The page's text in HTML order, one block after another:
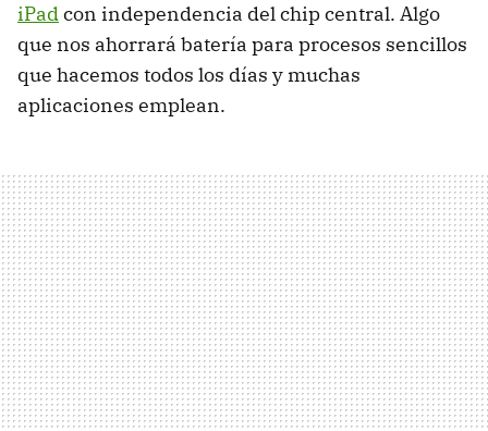
iPadcon independencia del chip central. Algo
que nos ahorrará batería para procesos sencillos
que hacemos todos los días y muchas
aplicaciones emplean.